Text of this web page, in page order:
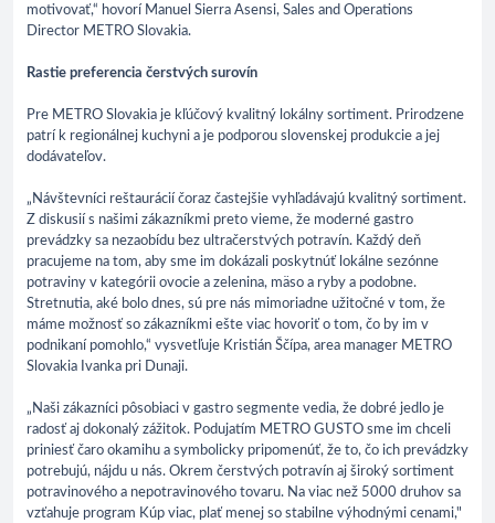
motivovať,“ hovorí Manuel Sierra Asensi, Sales and Operations
Director METRO Slovakia.
Rastie preferencia čerstvých surovín
Pre METRO Slovakia je kľúčový kvalitný lokálny sortiment. Prirodzene
patrí k regionálnej kuchyni a je podporou slovenskej produkcie a jej
dodávateľov.
„Návštevníci reštaurácií čoraz častejšie vyhľadávajú kvalitný sortiment.
Z diskusií s našimi zákazníkmi preto vieme, že moderné gastro
prevádzky sa nezaobídu bez ultračerstvých potravín. Každý deň
pracujeme na tom, aby sme im dokázali poskytnúť lokálne sezónne
potraviny v kategórii ovocie a zelenina, mäso a ryby a podobne.
Stretnutia, aké bolo dnes, sú pre nás mimoriadne užitočné v tom, že
máme možnosť so zákazníkmi ešte viac hovoriť o tom, čo by im v
podnikaní pomohlo,“ vysvetľuje Kristián Ščípa, area manager METRO
Slovakia Ivanka pri Dunaji.
„Naši zákazníci pôsobiaci v gastro segmente vedia, že dobré jedlo je
radosť aj dokonalý zážitok. Podujatím METRO GUSTO sme im chceli
priniesť čaro okamihu a symbolicky pripomenúť, že to, čo ich prevádzky
potrebujú, nájdu u nás. Okrem čerstvých potravín aj široký sortiment
potravinového a nepotravinového tovaru. Na viac než 5000 druhov sa
vzťahuje program Kúp viac, plať menej so stabilne výhodnými cenami,"